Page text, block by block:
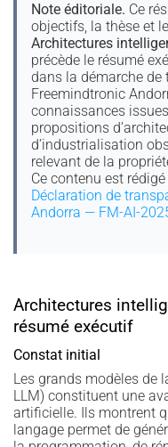
Note éditoriale. Ce
objectifs, la thèse et
Architectures
précède le résumé
dans la démarche de
Freemindtronic
connaissances issues
propositions
d’industrialisation
relevant de la
Ce contenu est
Déclaration de
Andorra — FM-AI-
Architectures
résumé exécutif
Constat initial
Les grands modèles de
LLM) constituent une
artificielle. Ils montrent
langage permet de